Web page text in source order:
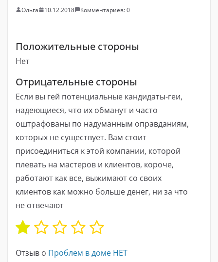
Ольга 10.12.2018 Комментариев: 0
Положительные стороны
Нет
Отрицательные стороны
Если вы гей потенциальные кандидаты-геи,
надеющиеся, что их обманут и часто
оштрафованы по надуманным оправданиям,
которых не существует. Вам стоит
присоединиться к этой компании, которой
плевать на мастеров и клиентов, короче,
работают как все, выжимают со своих
клиентов как можно больше денег, ни за что
не отвечают
Отзыв о Проблем в доме НЕТ